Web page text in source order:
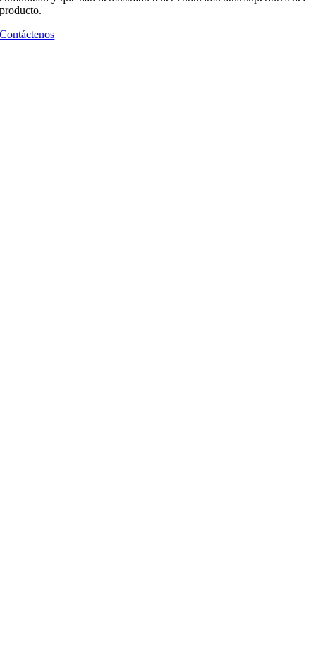
producto.
Contáctenos